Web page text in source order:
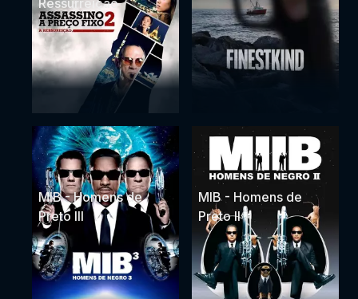
Ressurreição
MIB - Homens de
Preto III
MIB - Homens de
Preto II